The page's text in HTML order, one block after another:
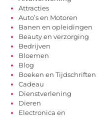
Attracties
Auto’s en Motoren
Banen en opleidingen
Beauty en verzorging
Bedrijven
Bloemen
Blog
Boeken en Tijdschriften
Cadeau
Dienstverlening
Dieren
Electronica en